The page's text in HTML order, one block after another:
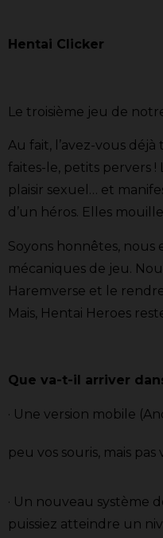
Hentai Clicker
Le troisième jeu de
Au fait, l’avez-vous déjà
faites-le, petits pervers !
plaisir sexuel… et
d’un héros. Elles
Soyons honnêtes, nous
mécaniques de jeu.
Haremverse et le
Mais, Hentai Heroes
Que va-t-il arriver
· Une version mobile
peu vos souris, mais pas
· Un nouveau système
puissiez atteindre un